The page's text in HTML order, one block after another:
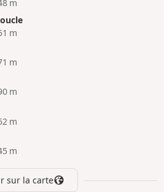
m
m
m
m
m
m
sur la carte